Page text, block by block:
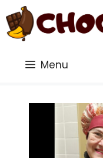
Saltar
al
contenido
Menu